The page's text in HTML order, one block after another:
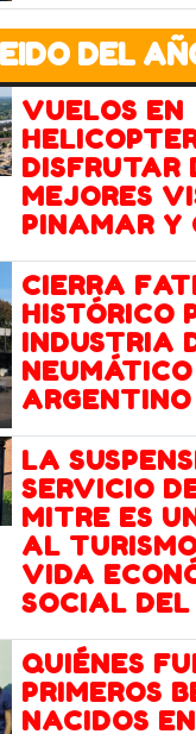
DEL
VUELOS EN
DISFRUTAR
MEJORES
PINAMAR Y
CIERRA
HISTÓRICO
INDUSTRIA
NEUMÁTICO
ARGENTINO
LA
SERVICIO
MITRE ES
AL
VIDA
SOCIAL
QUIÉNES
PRIMEROS
NACIDOS EN